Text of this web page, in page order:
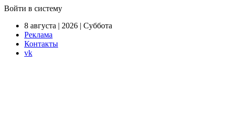
Войти в систему
8 августа | 2026 | Суббота
Реклама
Контакты
vk